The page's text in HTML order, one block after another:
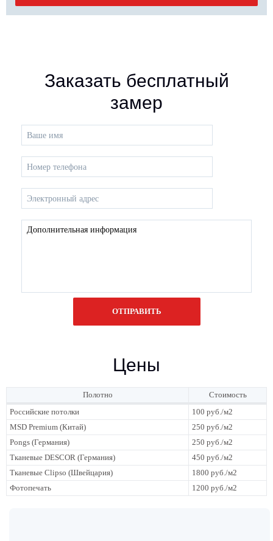
Заказать бесплатный
замер
Цены
Полотно
Стоимость
Российские потолки
100 руб./м2
MSD Premium (Китай)
250 руб./м2
Pongs (Германия)
250 руб./м2
Тканевые DESCOR (Германия)
450 руб./м2
Тканевые Clipso (Швейцария)
1800 руб./м2
Фотопечать
1200 руб./м2